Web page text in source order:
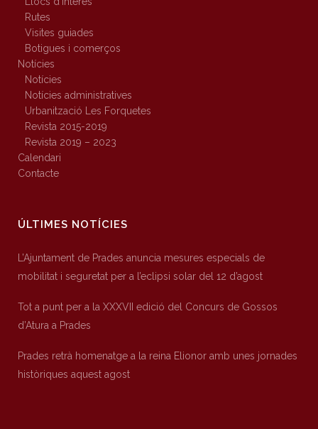
Rutes
Visites guiades
Botigues i comerços
Notícies
Notícies
Notícies administratives
Urbanització Les Forquetes
Revista 2015-2019
Revista 2019 – 2023
Calendari
Contacte
ÚLTIMES NOTÍCIES
L’Ajuntament de Prades anuncia mesures especials de
mobilitat i seguretat per a l’eclipsi solar del 12 d’agost
Tot a punt per a la XXXVII edició del Concurs de Gossos
d’Atura a Prades
Prades retrà homenatge a la reina Elionor amb unes jornades
històriques aquest agost